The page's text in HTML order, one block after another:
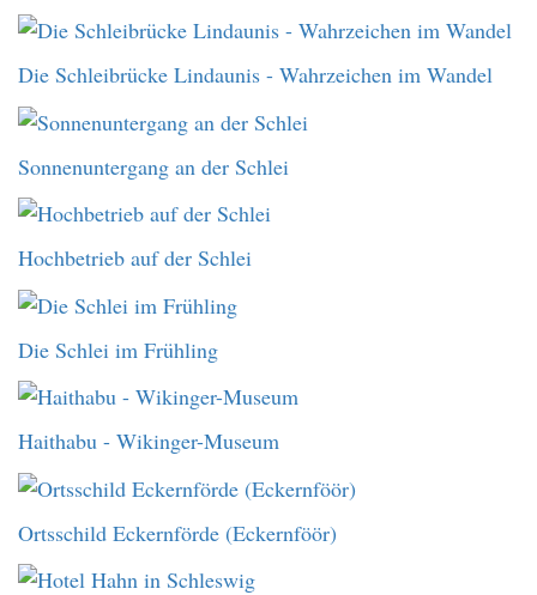
Die Schleibrücke Lindaunis - Wahrzeichen im Wandel
Sonnenuntergang an der Schlei
Hochbetrieb auf der Schlei
Die Schlei im Frühling
Haithabu - Wikinger-Museum
Ortsschild Eckernförde (Eckernföör)